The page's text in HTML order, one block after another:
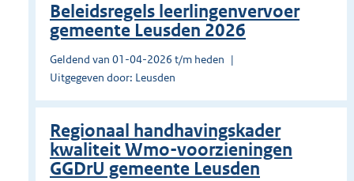
Beleidsregels leerlingenvervoer
gemeente Leusden 2026
Geldend van 01-04-2026 t/m heden
Uitgegeven door: Leusden
Regionaal handhavingskader
kwaliteit Wmo-voorzieningen
GGDrU gemeente Leusden